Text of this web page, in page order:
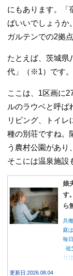
にもあります。「
ばいいでしょうか
ガルテンでの2拠
たとえば、茨城県
代」（※1）です。
ここは、1区画に
ルのラウベと呼ば
リビング、トイレ
種の別荘ですね。
う農村公園があり
そこには温泉施設
娘
す
ら
共
庭
毎
祖
り
更新日:2026.08.04